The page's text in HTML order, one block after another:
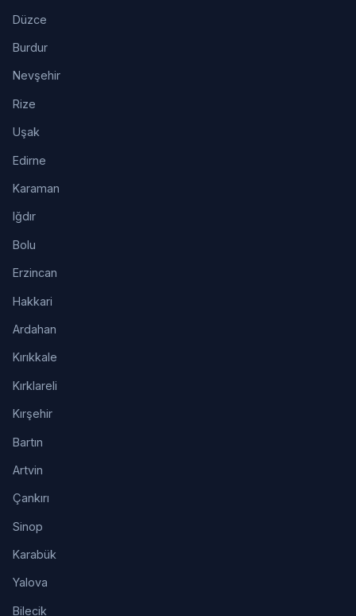
Düzce
Burdur
Nevşehir
Rize
Uşak
Edirne
Karaman
Iğdır
Bolu
Erzincan
Hakkari
Ardahan
Kırıkkale
Kırklareli
Kırşehir
Bartın
Artvin
Çankırı
Sinop
Karabük
Yalova
Bilecik